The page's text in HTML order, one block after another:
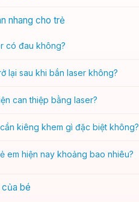
nhang cho trẻ
có đau không?
lại sau khi bắn laser không?
can thiệp bằng laser?
kiêng khem gì đặc biệt không?
em hiện nay khoảng bao nhiêu?
của bé